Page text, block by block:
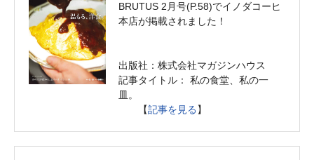
BRUTUS 2月号(P.58)でイノダコーヒ
本店が掲載されました！
出版社：株式会社マガジンハウス
記事タイトル： 私の食堂、私の一
皿。
【記事を見る 】